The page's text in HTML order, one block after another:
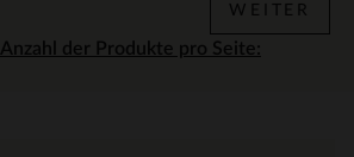
Anzahl der Produkte pro Seite:
WEITER